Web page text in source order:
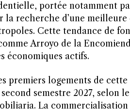
portée notamment
la recherche d’une
Cette tendance de
Arroyo de la
économiques actifs.
premiers logements de
semestre 2027, selon
La commercialisation